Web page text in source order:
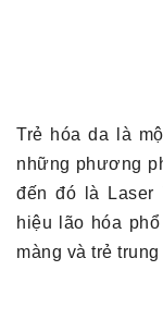
Trẻ hóa da là
những phương
đến đó là Laser
hiệu lão hóa
màng và trẻ